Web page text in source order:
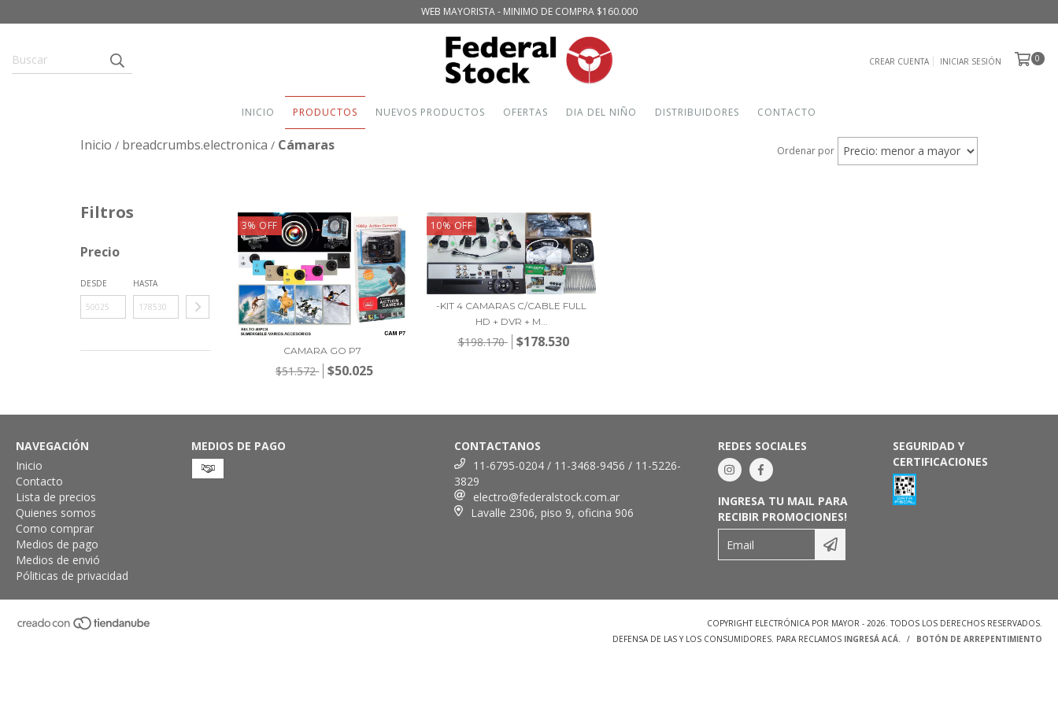
WEB MAYORISTA - MINIMO DE COMPRA $160.000
CREAR CUENTA INICIAR SESIÓN 0
INICIO PRODUCTOS NUEVOS PRODUCTOS OFERTAS DIA DEL NIÑO DISTRIBUIDORES CONTACTO
Inicio / breadcrumbs.electronica / Cámaras Ordenar por
Filtros
Precio
DESDE HASTA
3% OFF
CAMARA GO P7
$51.572 $50.025
10% OFF
-KIT 4 CAMARAS C/CABLE FULL
HD + DVR + M...
$198.170 $178.530
NAVEGACIÓN
Inicio
Contacto
Lista de precios
Quienes somos
Como comprar
Medios de pago
Medios de envió
Póliticas de privacidad
MEDIOS DE PAGO
CONTACTANOS
11-6795-0204 / 11-3468-9456 / 11-5226-
3829
electro@federalstock.com.ar
Lavalle 2306, piso 9, oficina 906
REDES SOCIALES
INGRESA TU MAIL PARA
RECIBIR PROMOCIONES!
SEGURIDAD Y
CERTIFICACIONES
COPYRIGHT ELECTRÓNICA POR MAYOR - 2026. TODOS LOS DERECHOS RESERVADOS.
DEFENSA DE LAS Y LOS CONSUMIDORES. PARA RECLAMOS INGRESÁ ACÁ. / BOTÓN DE ARREPENTIMIENTO